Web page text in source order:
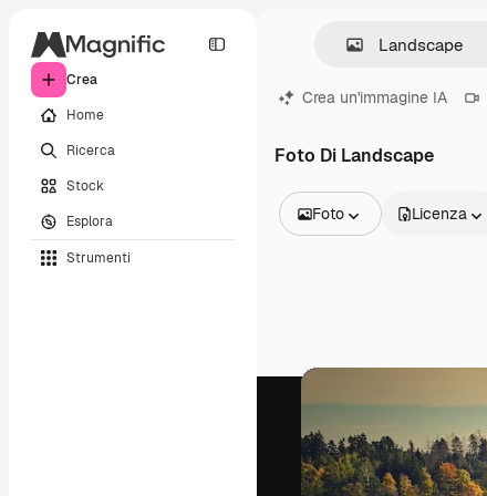
Crea
Home
Ricerca
Stock
Esplora
Strumenti
Crea un'immagine IA
Foto Di Landscape
Foto
Video
Modelli di video
Icone
Modelli 3D
Font
Licenza